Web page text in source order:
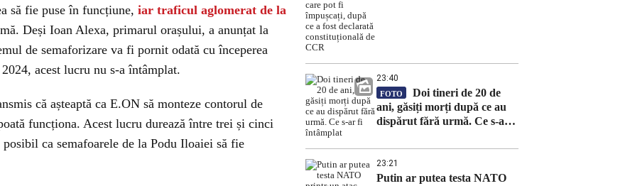
să fie puse în funcțiune, iar traficul aglomerat de la
Deși Ioan Alexa, primarul orașului, a anunțat la
de semaforizare va fi pornit odată cu începerea
acest lucru nu s-a întâmplat.
că așteaptă ca E.ON să monteze contorul de
funcționa. Acest lucru durează între trei și cinci
ca semafoarele de la Podu Iloaiei să fie
23:40
FOTO
Doi tineri de 20 de
ani, găsiți morți după ce au
dispărut fără urmă. Ce s-ar fi
23:21
Putin ar putea testa NATO